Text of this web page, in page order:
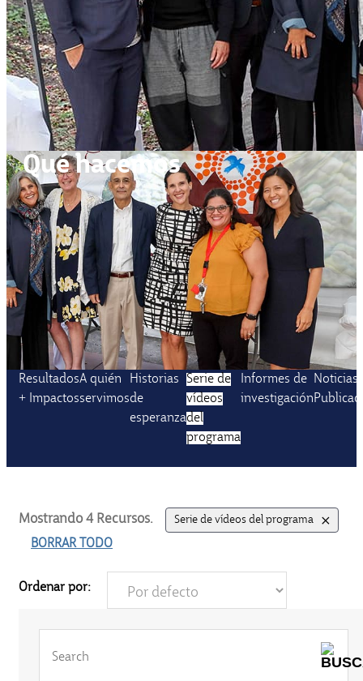
Qué hacemos
Resultados
+ Impactos
A quién
servimos
Historias
de
esperanza
Serie de
vídeos
del
programa
Informes de
investigación
Noticias
Mostrando 4Recursos. Serie de vídeos del programa+
BORRAR TODO
Ordenar por: